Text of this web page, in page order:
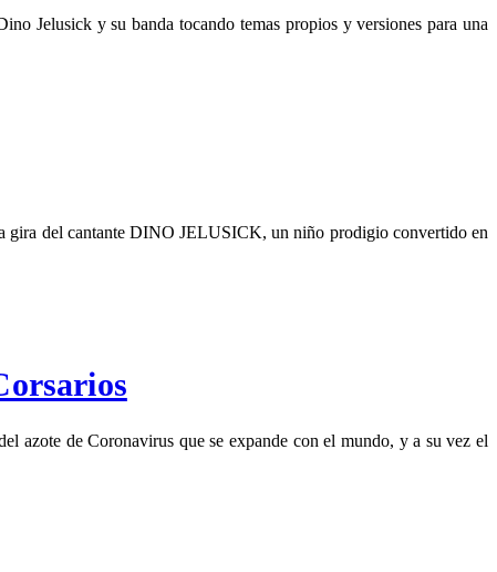
Jelusick y su banda tocando temas propios y versiones para una
gira del cantante DINO JELUSICK, un niño prodigio convertido en
azote de Coronavirus que se expande con el mundo, y a su vez el